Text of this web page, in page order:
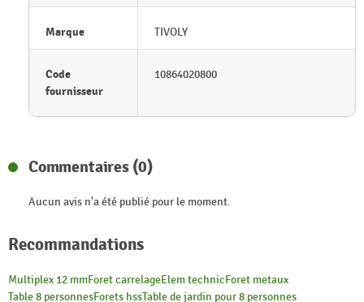
Marque TIVOLY
Code
fournisseur
10864020800
Commentaires (0)
Aucun avis n'a été publié pour le moment.
Recommandations
Multiplex 12 mmForet carrelageElem technicForet metaux
Table 8 personnesForets hssTable de jardin pour 8 personnes